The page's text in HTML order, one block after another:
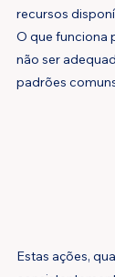
recursos
O que funciona
não ser
padrões
Estas ações,